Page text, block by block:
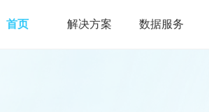
首页 解决方案 数据服务